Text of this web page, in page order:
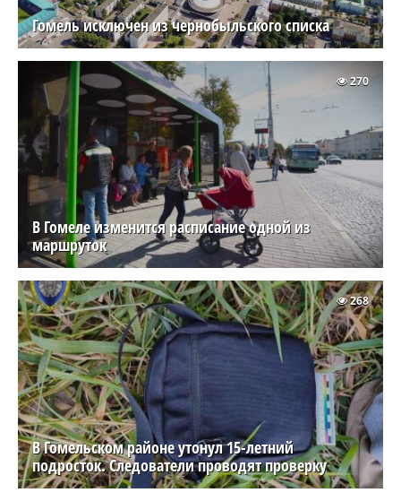
Гомель исключен из чернобыльского списка
В Гомеле изменится расписание одной из
маршруток
270
В Гомельском районе утонул 15-летний
подросток. Следователи проводят проверку
268